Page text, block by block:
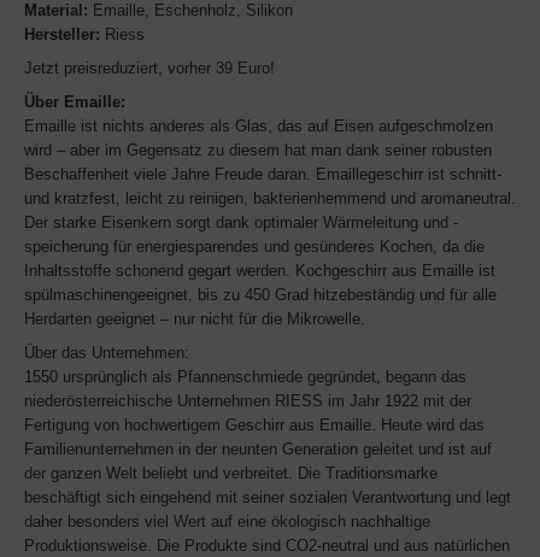
Material: Emaille, Eschenholz, Silikon
Hersteller: Riess
Jetzt preisreduziert, vorher 39 Euro!
Über Emaille:
Emaille ist nichts anderes als Glas, das auf Eisen aufgeschmolzen
wird – aber im Gegensatz zu diesem hat man dank seiner robusten
Beschaffenheit viele Jahre Freude daran. Emaillegeschirr ist schnitt-
und kratzfest, leicht zu reinigen, bakterienhemmend und aromaneutral.
Der starke Eisenkern sorgt dank optimaler Wärmeleitung und -
speicherung für energiesparendes und gesünderes Kochen, da die
Inhaltsstoffe schonend gegart werden. Kochgeschirr aus Emaille ist
spülmaschinengeeignet, bis zu 450 Grad hitzebeständig und für alle
Herdarten geeignet – nur nicht für die Mikrowelle.
Über das Unternehmen:
1550 ursprünglich als Pfannenschmiede gegründet, begann das
niederösterreichische Unternehmen RIESS im Jahr 1922 mit der
Fertigung von hochwertigem Geschirr aus Emaille. Heute wird das
Familienunternehmen in der neunten Generation geleitet und ist auf
der ganzen Welt beliebt und verbreitet. Die Traditionsmarke
beschäftigt sich eingehend mit seiner sozialen Verantwortung und legt
daher besonders viel Wert auf eine ökologisch nachhaltige
Produktionsweise. Die Produkte sind CO2-neutral und aus natürlichen